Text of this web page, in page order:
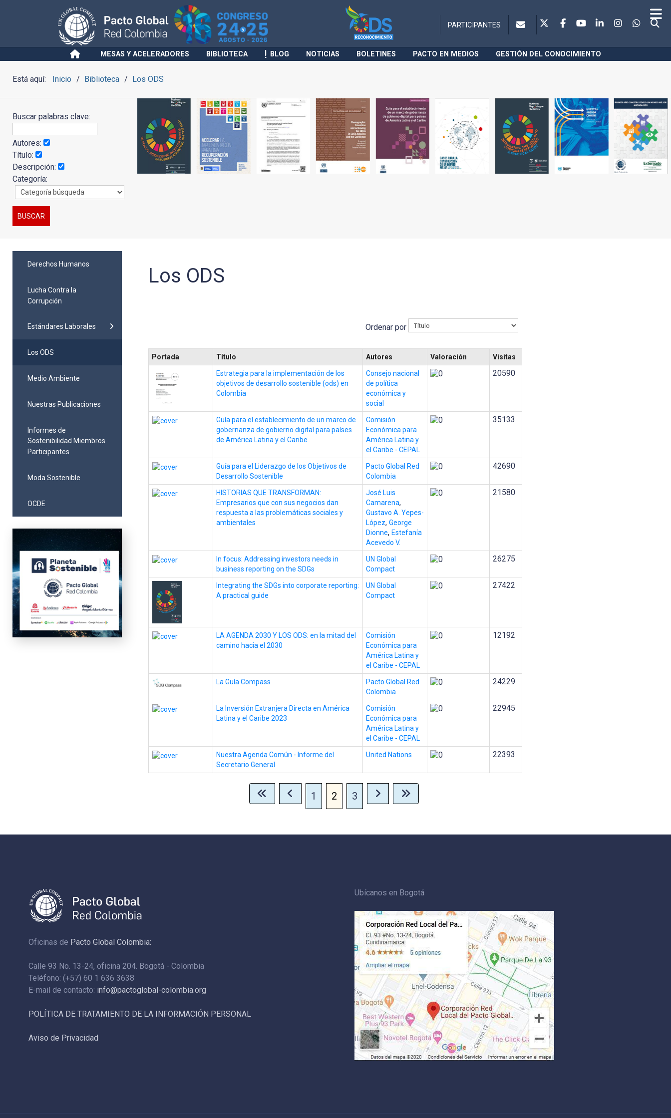
PARTICIPANTES
MESAS Y ACELERADORES BIBLIOTECA BLOG NOTICIAS BOLETINES PACTO EN MEDIOS GESTIÓN DEL CONOCIMIENTO
Está aquí: Inicio Biblioteca Los ODS
Buscar palabras clave:
Autores:
Título:
Descripción:
Categoría:
Derechos Humanos
Lucha Contra la
Corrupción
Estándares Laborales
Los ODS
Medio Ambiente
Nuestras Publicaciones
Informes de
Sostenibilidad Miembros
Participantes
Moda Sostenible
OCDE
Los ODS
Ordenar por
Portada Título Autores Valoración Visitas
Estrategia para la implementación de los
objetivos de desarrollo sostenible (ods) en
Colombia
Consejo nacional
de política
económica y
social
20590
Guía para el establecimiento de un marco de
gobernanza de gobierno digital para países
de América Latina y el Caribe
Comisión
Económica para
América Latina y
el Caribe - CEPAL
35133
Guía para el Liderazgo de los Objetivos de
Desarrollo Sostenible
Pacto Global Red
Colombia
42690
HISTORIAS QUE TRANSFORMAN:
Empresarios que con sus negocios dan
respuesta a las problemáticas sociales y
ambientales
José Luis
Camarena,
Gustavo A. Yepes-
López,George
Dionne,Estefanía
Acevedo V.
21580
In focus: Addressing investors needs in
business reporting on the SDGs
UN Global
Compact
26275
Integrating the SDGs into corporate reporting:
A practical guide
UN Global
Compact
27422
LA AGENDA 2030 Y LOS ODS: en la mitad del
camino hacia el 2030
Comisión
Económica para
América Latina y
el Caribe - CEPAL
12192
La Guía Compass
Pacto Global Red
Colombia
24229
La Inversión Extranjera Directa en América
Latina y el Caribe 2023
Comisión
Económica para
América Latina y
el Caribe - CEPAL
22945
Nuestra Agenda Común - Informe del
Secretario General
United Nations 22393
1 2 3
Oficinas de Pacto Global Colombia:
Calle 93 No. 13-24, oficina 204. Bogotá - Colombia
Teléfono: (+57) 60 1 636 3638
E-mail de contacto: info@pactoglobal-colombia.org
POLÍTICA DE TRATAMIENTO DE LA INFORMACIÓN PERSONAL
Aviso de Privacidad
Ubícanos en Bogotá